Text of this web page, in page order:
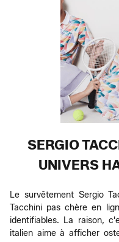
SERGIO
UNIVERS
Le survêtement Sergio
Tacchini pas chère en
identifiables. La raison,
italien aime à afficher